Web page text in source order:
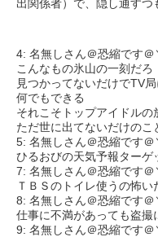
出関係者）で、隠し通すつ
4: 名無しさん＠恐縮です＠
こんなもの氷山の一刻だろ
見つかってないだけでTV
何でもできる
それこそトップアイドルの
ただ世に出てないだけのこ
5: 名無しさん＠恐縮です＠
ひるおびの天気予報ターゲ
7: 名無しさん＠恐縮です＠
ＴＢＳのトイレ使うの怖い
8: 名無しさん＠恐縮です＠
仕事に不満があっても盗撮
9: 名無しさん＠恐縮です＠